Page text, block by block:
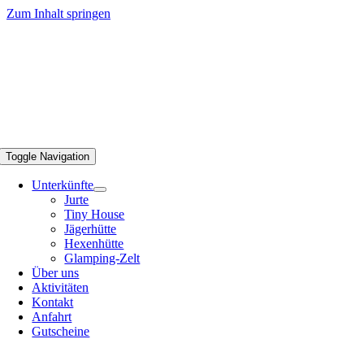
Zum Inhalt springen
Toggle Navigation
Unterkünfte
Jurte
Tiny House
Jägerhütte
Hexenhütte
Glamping-Zelt
Über uns
Aktivitäten
Kontakt
Anfahrt
Gutscheine